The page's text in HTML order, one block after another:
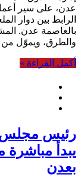
عدن، على سير
الرابط بين دوار
بالعاصمة عدن.
والطرق، ويموّل
أكمل القراءة »
رئيس مجلس
يبدأ مباشرة
بعدن